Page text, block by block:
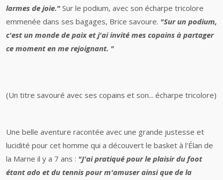
larmes de joie." Sur le podium, avec son écharpe tricolore
emmenée dans ses bagages, Brice savoure. "Sur un podium,
c'est un monde de paix et j'ai invité mes copains à partager
ce moment en me rejoignant. "
(Un titre savouré avec ses copains et son... écharpe tricolore)
Une belle aventure racontée avec une grande justesse et
lucidité pour cet homme qui a découvert le basket à l'Élan de
la Marne il y a 7 ans : "J'ai pratiqué pour le plaisir du foot
étant ado et du tennis pour m'amuser ainsi que de la